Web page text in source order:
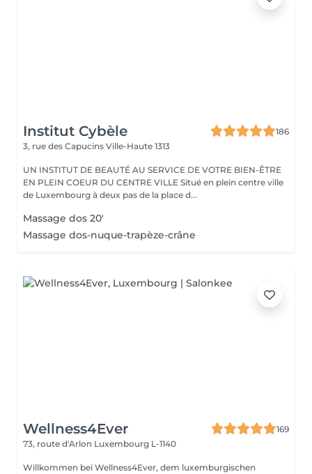
Institut Cybèle
186
3, rue des Capucins Ville-Haute 1313
UN INSTITUT DE BEAUTÉ AU SERVICE DE VOTRE BIEN-ÊTRE
EN PLEIN COEUR DU CENTRE VILLE Situé en plein centre ville
de Luxembourg à deux pas de la place d...
Massage dos 20'
Massage dos-nuque-trapèze-crâne
Wellness4Ever
169
73, route d'Arlon Luxembourg L-1140
Willkommen bei Wellness4Ever, dem luxemburgischen